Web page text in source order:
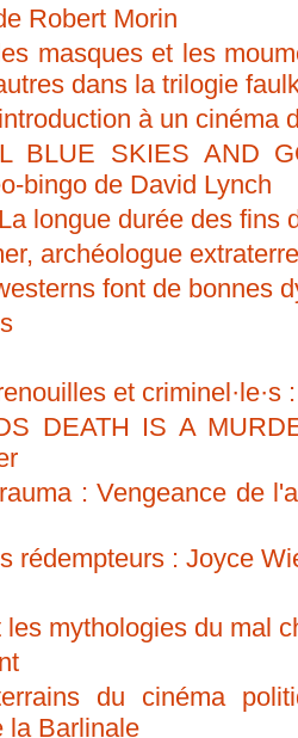
Robert Morin
masques et les
dans la trilogie
à un cinéma
BLUE SKIES AND
bingo de David Lynch
longue durée des fins
archéologue
font de bonnes
et criminel·le·s
DEATH IS A
: Vengeance de
rédempteurs : Joyce
mythologies du mal
du cinéma
la Barlinale